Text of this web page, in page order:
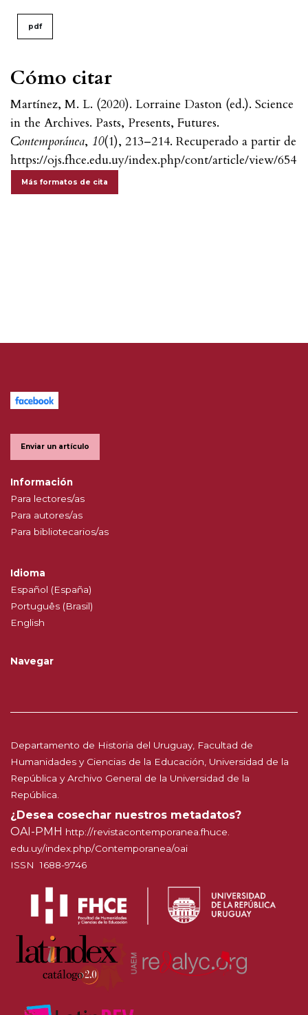
Cómo citar
Martínez, M. L. (2020). Lorraine Daston (ed.). Science
in the Archives. Pasts, Presents, Futures.
Contemporánea, 10(1), 213–214. Recuperado a partir de
https://ojs.fhce.edu.uy/index.php/cont/article/view/654
Más formatos de cita
pdf
Enviar un artículo
Información
Para lectores/as
Para autores/as
Para bibliotecarios/as
Idioma
Español (España)
Português (Brasil)
English
Navegar
Departamento de Historia del Uruguay, Facultad de
Humanidades y Ciencias de la Educación, Universidad de la
República y Archivo General de la Universidad de la
República.
¿Desea cosechar nuestros metadatos?
OAI-PMH http://revistacontemporanea.fhuce.
edu.uy/index.php/Contemporanea/oai
ISSN 1688-9746